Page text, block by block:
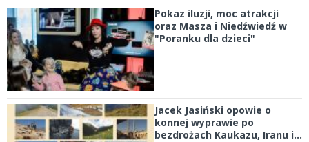
Pokaz iluzji, moc atrakcji
oraz Masza i Niedźwiedź w
"Poranku dla dzieci"
Jacek Jasiński opowie o
konnej wyprawie po
bezdrożach Kaukazu, Iranu i...